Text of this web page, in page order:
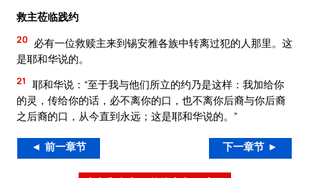
救主莅临践约
20 必有一位救赎主来到锡安雅各族中转离过犯的人那里。这
是耶和华说的。
21
耶和华说：“至于我与他们所立的约乃是这样：我加给你
的灵，传给你的话，必不离你的口，也不离你后裔与你后裔
之后裔的口，从今直到永远；这是耶和华说的。”
◄ 前一章节 下一章节 ►